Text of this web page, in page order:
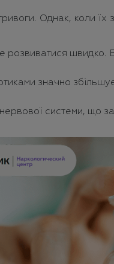
Однак, коли
розвиватися швидко.
значно
системи, що